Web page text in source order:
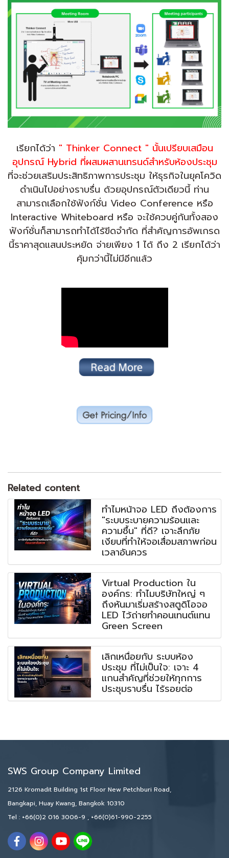
เรียกได้ว่า " Thinker Connect " นั้นเปรียบเสมือน
อุปกรณ์ Hybrid ที่ผสมผสานเทรนด์สำหรับห้องประชุม
ที่จะช่วยเสริมประสิทธิภาพการประชุม ให้ธุรกิจในยุคโควิด
ดำเนินไปอย่างราบรื่น ด้วยอุปกรณ์ตัวเดียวนี้ ท่าน
สามารถเลือกใช้ฟังก์ชั่น Video Conference หรือ
Interactive Whiteboard หรือ จะใช้ควบคู่กันทั้งสอง
ฟังก์ชั่นก็สามารถทำได้ไร้ขีดจำกัด ที่สำคัญการอัพเกรด
นี้ราคาสุดแสนประหยัด จ่ายเพียง 1 ได้ ถึง 2 เรียกได้ว่า
คุ้มกว่านี้ไม่มีอีกแล้ว
Related content
ทำไมหน้าจอ LED ถึงต้องการ
"ระบบระบายความร้อนและ
ความชื้น" ที่ดี? เจาะลึกภัย
เงียบที่ทำให้จอเสื่อมสภาพก่อน
เวลาอันควร
Virtual Production ใน
องค์กร: ทำไมบริษัทใหญ่ ๆ
ถึงหันมาเริ่มสร้างสตูดิโอจอ
LED ไว้ถ่ายทำคอนเทนต์แทน
Green Screen
เลิกเหนื่อยกับ ระบบห้อง
ประชุม ที่ไม่เป็นใจ: เจาะ 4
แกนสำคัญที่ช่วยให้ทุกการ
ประชุมราบรื่น ไร้รอยต่อ
SWS Group Company Limited
2126 Kromadit Building 1st Floor New Petchburi Road,
Bangkapi, Huay Kwang, Bangkok 10310
Tel : +66(0)2 016 3006-9 , +66(0)61-990-2255